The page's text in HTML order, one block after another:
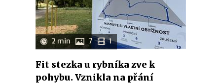
2 min 7 1
Fit stezka u rybníka zve k
pohybu. Vznikla na přání